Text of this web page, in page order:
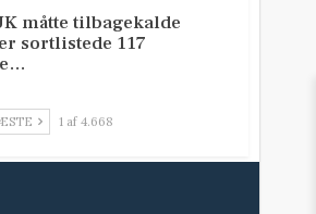
måtte tilbagekalde
sortlistede 117
1 af 4.668